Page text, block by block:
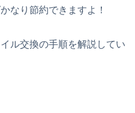
なり節約できますよ！
ル交換の手順を解説してい